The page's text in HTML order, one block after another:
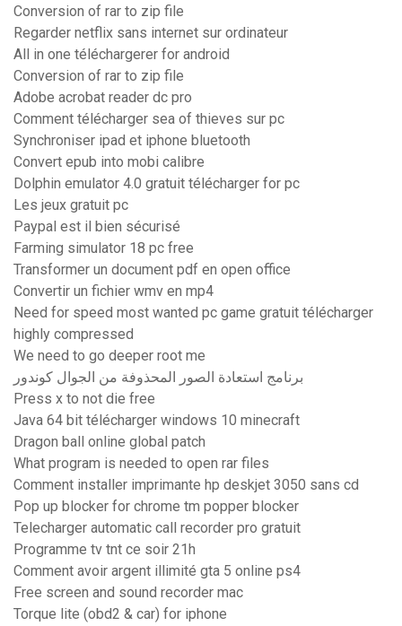
Conversion of rar to zip file
Regarder netflix sans internet sur ordinateur
All in one téléchargerer for android
Conversion of rar to zip file
Adobe acrobat reader dc pro
Comment télécharger sea of thieves sur pc
Synchroniser ipad et iphone bluetooth
Convert epub into mobi calibre
Dolphin emulator 4.0 gratuit télécharger for pc
Les jeux gratuit pc
Paypal est il bien sécurisé
Farming simulator 18 pc free
Transformer un document pdf en open office
Convertir un fichier wmv en mp4
Need for speed most wanted pc game gratuit télécharger
highly compressed
We need to go deeper root me
برنامج استعادة الصور المحذوفة من الجوال كوندور
Press x to not die free
Java 64 bit télécharger windows 10 minecraft
Dragon ball online global patch
What program is needed to open rar files
Comment installer imprimante hp deskjet 3050 sans cd
Pop up blocker for chrome tm popper blocker
Telecharger automatic call recorder pro gratuit
Programme tv tnt ce soir 21h
Comment avoir argent illimité gta 5 online ps4
Free screen and sound recorder mac
Torque lite (obd2 & car) for iphone